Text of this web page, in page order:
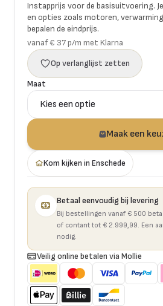
Instapprijs voor de basisuitvoering.
en opties zoals motoren,
bepalen de eindprijs.
vanaf € 37 p/m met Klarna
Op verlanglijst zetten
Maat
Maak een
Kom kijken in Enschede
Betaal eenvoudig bij levering
Bij bestellingen vanaf € 500
of contant tot € 2.999,99. Een
nodig.
Veilig online betalen via Mollie